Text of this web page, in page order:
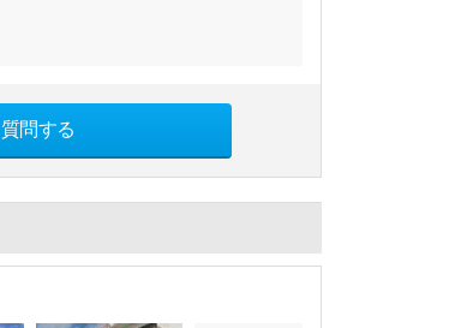
問する